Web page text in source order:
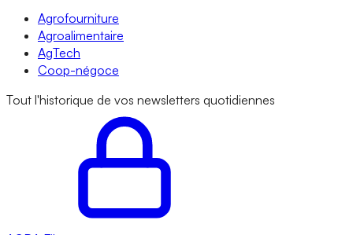
Agrofourniture
Agroalimentaire
AgTech
Coop-négoce
Tout l'historique de vos newsletters quotidiennes